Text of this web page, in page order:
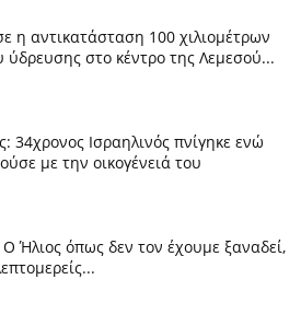
η αντικατάσταση 100 χιλιομέτρων
ύδρευσης στο κέντρο της Λεμεσού...
34χρονος Ισραηλινός πνίγηκε ενώ
με την οικογένειά του
Ο Ήλιος όπως δεν τον έχουμε ξαναδεί,